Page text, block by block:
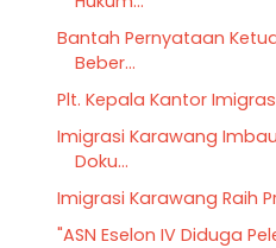
Bantah Pernyataan
Beber...
Plt. Kepala Kantor
Imigrasi Karawang
Doku...
Imigrasi Karawang Raih
"ASN Eselon IV Diduga